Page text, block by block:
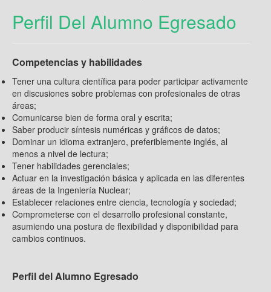
Perfil Del Alumno Egresado
Competencias y habilidades
Tener una cultura científica para poder participar activamente
en discusiones sobre problemas con profesionales de otras
áreas;
Comunicarse bien de forma oral y escrita;
Saber producir síntesis numéricas y gráficos de datos;
Dominar un idioma extranjero, preferiblemente inglés, al
menos a nivel de lectura;
Tener habilidades gerenciales;
Actuar en la investigación básica y aplicada en las diferentes
áreas de la Ingeniería Nuclear;
Establecer relaciones entre ciencia, tecnología y sociedad;
Comprometerse con el desarrollo profesional constante,
asumiendo una postura de flexibilidad y disponibilidad para
cambios continuos.
Perfil del Alumno Egresado